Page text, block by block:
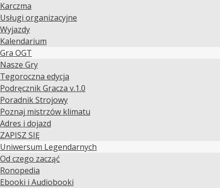
Karczma
Usługi organizacyjne
Wyjazdy
Kalendarium
Gra OGT
Nasze Gry
Tegoroczna edycja
Podręcznik Gracza v.1.0
Poradnik Strojowy
Poznaj mistrzów klimatu
Adres i dojazd
ZAPISZ SIĘ
Uniwersum Legendarnych
Od czego zacząć
Ronopedia
Ebooki i Audiobooki